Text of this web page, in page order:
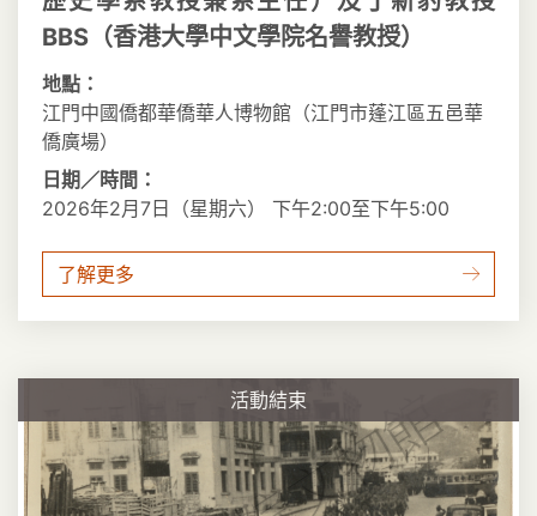
BBS（香港大學中文學院名譽教授）
地點：
江門中國僑都華僑華人博物館（江門市蓬江區五邑華
僑廣場）
日期／時間：
2026年2月7日（星期六） 下午2:00至下午5:00
了解更多
活動結束